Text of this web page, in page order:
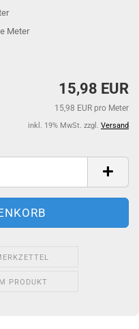
Meter
15,98 EUR
15,98 EUR pro Meter
inkl. 19% MwSt. zzgl. Versand
PRODUKT